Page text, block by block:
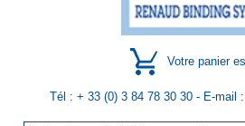
Votre panier
Tél : + 33 (0) 3 84 78 30 30 - E-mail :